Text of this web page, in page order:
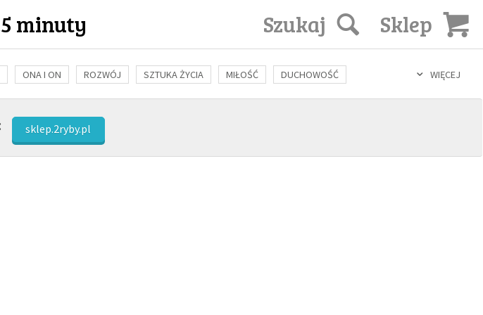
minuty Sklep
Szukaj
WIĘCEJ
ONA I ON ROZWÓJ SZTUKA ŻYCIA MIŁOŚĆ DUCHOWOŚĆ
MĘŻCZYZNA RELIGIE FILOZOFIA KULTURA ŚWIĘCI SEKS IN VITRO
sklep.2ryby.pl